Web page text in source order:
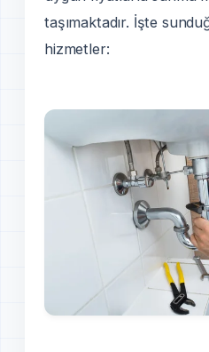
taşımaktadır. İşte
hizmetler: